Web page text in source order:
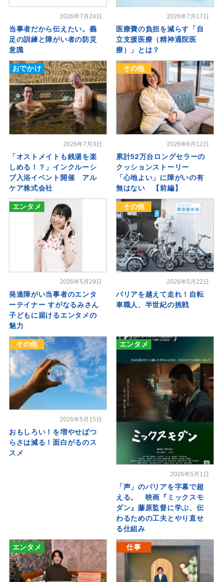
2026年7月24日
当事者だから伝えたい。義
足の訓練と障がい者の防災
意識
2026年7月17日
医療費の負担を減らす「自
立支援医療（精神通院医
療）」とは？
おでかけ
2026年7月3日
「オストメイトも銭湯を楽
しめる！？」インクルーシ
ブ入浴イベント開催 アル
ケア株式会社
その他
2026年6月12日
累計52万台ロングセラーの
クッションストーリー
「心地よい」に障がいの有
無はない 【前編】
エンタメ
2026年5月29日
発達障がい当事者のエンタ
ーテイナー すがなるみさん
子どもに届けるエンタメの
魅力
その他
2026年5月22日
バリアを越えて走れ！自転
車職人、半世紀の挑戦
その他
2026年5月15日
おもしろい！を増やせばつ
らさは減る！面白がるのス
スメ
エンタメ
2026年5月1日
「声」のバリアを字幕で超
える。 映画『ミックスモ
ダン』藤原監督に学ぶ、伝
わるための工夫とやり直せ
る仕組み
エンタメ 仕事